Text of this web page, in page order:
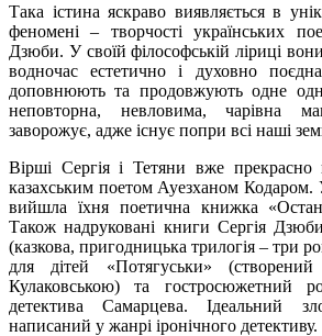
Така істина яскраво виявляється в
феномені – творчості українських
Дзюби. У своїй філософській ліриці
водночас естетично і духовно
доповнюють та продовжують одне
неповторна, невловима, чарівна
заворожує, адже існує попри всі наші
Вірші Сергія і Тетяни вже прекрасно
казахським поетом Ауезханом Кодаром.
вийшла їхня поетична книжка
Також надруковані книги Сергія
(казкова, пригодницька трилогія – три
для дітей «Потягуськи»
Кулаковською) та гостросюжетний
детектива Самарцева. Ідеальний
написаний у жанрі іронічного детективу.